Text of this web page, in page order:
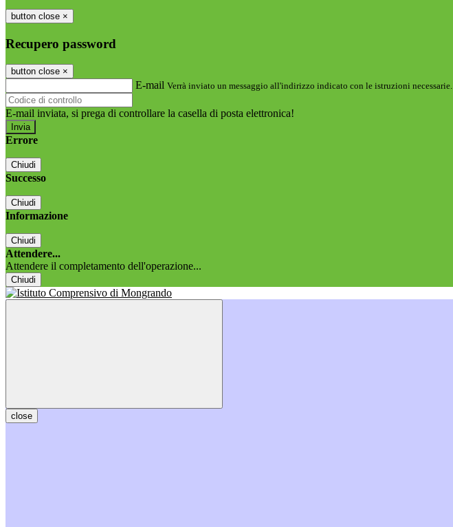
button close ×
Recupero password
button close ×
E-mail Verrà inviato un messaggio all'indirizzo indicato con le istruzioni necessarie.
E-mail inviata, si prega di controllare la casella di posta elettronica!
Errore
Chiudi
Successo
Chiudi
Informazione
Chiudi
Attendere...
Attendere il completamento dell'operazione...
Chiudi
close